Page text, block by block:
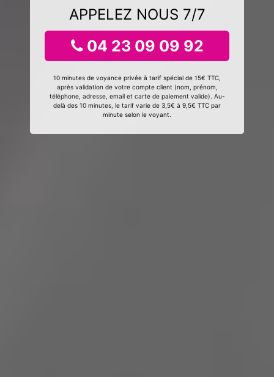
APPELEZ NOUS 7/7
04 23 09 09 92
10 minutes de voyance privée à tarif spécial de 15€ TTC,
après validation de votre compte client (nom, prénom,
téléphone, adresse, email et carte de paiement valide). Au-
delà des 10 minutes, le tarif varie de 3,5€ à 9,5€ TTC par
minute selon le voyant.